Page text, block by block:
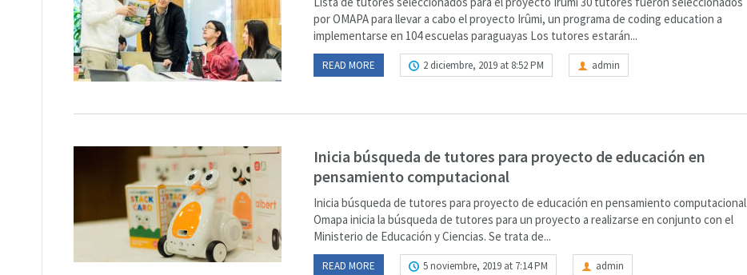
por OMAPA para llevar a cabo el proyecto Irûmi, un programa de coding education a
implementarse en 104 escuelas paraguayas Los tutores estarán...
READ MORE 2 diciembre, 2019 at 8:52 PM admin
Inicia búsqueda de tutores para proyecto de educación en
pensamiento computacional
Inicia búsqueda de tutores para proyecto de educación en pensamiento computacional
Omapa inicia la búsqueda de tutores para un proyecto a realizarse en conjunto con el
Ministerio de Educación y Ciencias. Se trata de...
READ MORE 5 noviembre, 2019 at 7:14 PM admin